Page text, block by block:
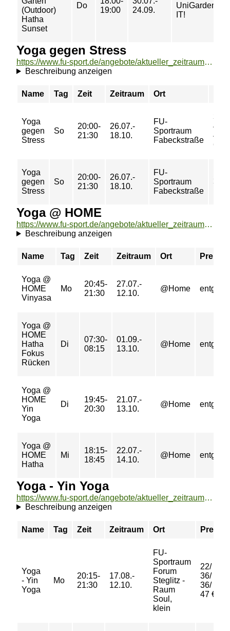
(Outdoor)
Hatha
Sunset
Do
19:00
24.09.
IT!
Yoga gegen Stress
https://www.fu-sport.de/angebote/aktueller_zeitraum/_Yoga_gegen_Stress.html
Beschreibung anzeigen
Name Tag Zeit Zeitraum Ort
Yoga
gegen
Stress
So
20:00-
21:30
26.07.-
18.10.
FU-
Sportraum
Fabeckstraße
30/
46/
46/
62 €
Yoga
gegen
Stress
So
20:00-
21:30
26.07.-
18.10.
FU-
Sportraum
Fabeckstraße
5/ 7/
7/ 9
Yoga @ HOME
https://www.fu-sport.de/angebote/aktueller_zeitraum/_Yoga___HOME.html
Beschreibung anzeigen
Name Tag Zeit Zeitraum Ort Preis
Yoga @
HOME
Vinyasa
Mo
20:45-
21:30
27.07.-
12.10.
@Home
Yoga @
HOME
Hatha
Fokus
Rücken
Di
07:30-
08:15
01.09.-
13.10.
@Home
Yoga @
HOME
Yin
Yoga
Di
19:45-
20:30
21.07.-
13.10.
@Home
Yoga @
HOME
Hatha
Mi
18:15-
18:45
22.07.-
14.10.
@Home
Yoga - Yin Yoga
https://www.fu-sport.de/angebote/aktueller_zeitraum/_Yoga_-_Yin_Yoga.html
Beschreibung anzeigen
Name Tag Zeit Zeitraum Ort Preis
Yoga
- Yin
Yoga
Mo
20:15-
21:30
17.08.-
12.10.
FU-
Sportraum
Forum
Steglitz -
Raum
Soul,
klein
22/
36/
36/
47 €